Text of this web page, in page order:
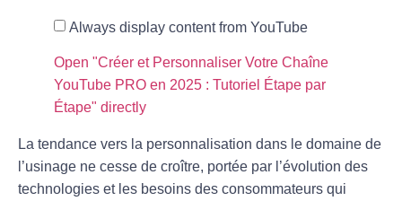
Always display content from YouTube
Open "Créer et Personnaliser Votre Chaîne
YouTube PRO en 2025 : Tutoriel Étape par
Étape" directly
La tendance vers la personnalisation dans le domaine de
l’usinage ne cesse de croître, portée par l’évolution des
technologies et les besoins des consommateurs qui